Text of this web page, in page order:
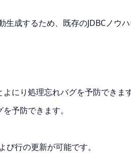
成するため、既存のJDBCノウ
にり処理忘れバグを予防できます
予防できます。
行の更新が可能です。